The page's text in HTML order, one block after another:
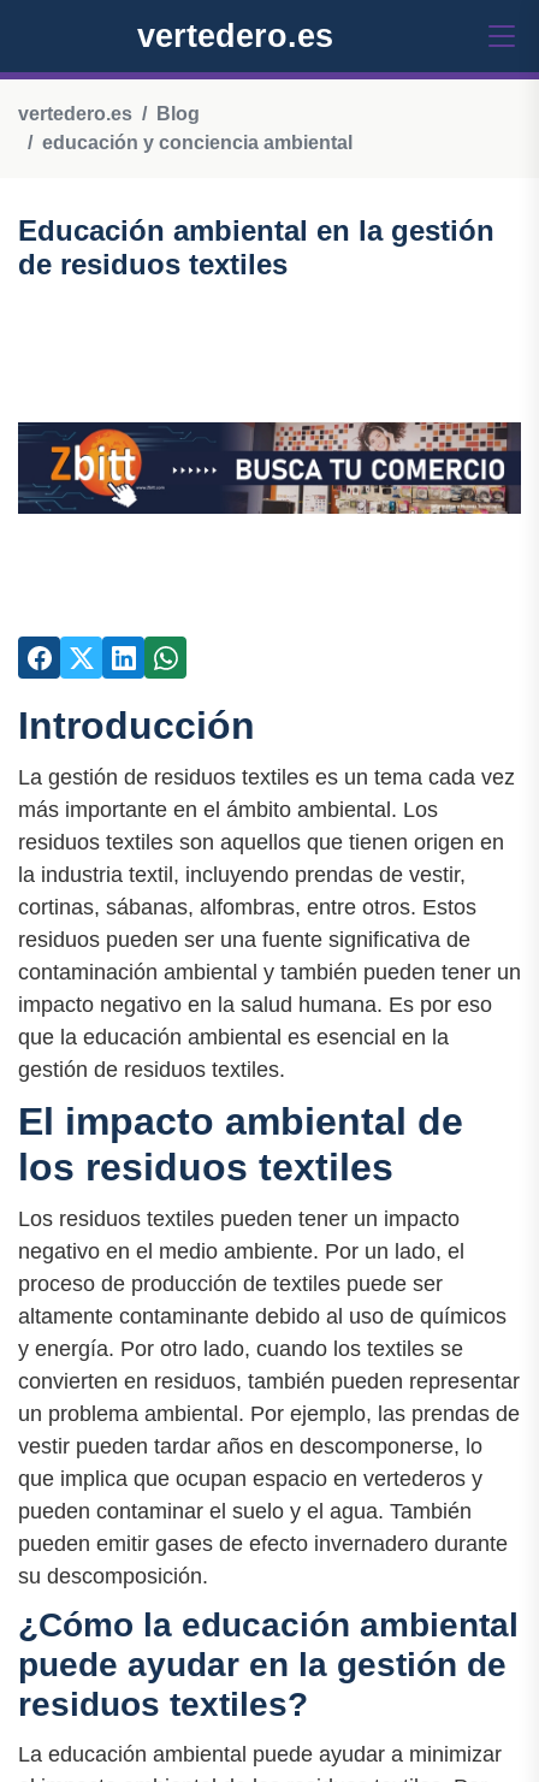
vertedero.es
vertedero.es
Blog
educación y conciencia ambiental
Educación ambiental en la gestión
de residuos textiles
Introducción
La gestión de residuos textiles es un tema cada vez
más importante en el ámbito ambiental. Los
residuos textiles son aquellos que tienen origen en
la industria textil, incluyendo prendas de vestir,
cortinas, sábanas, alfombras, entre otros. Estos
residuos pueden ser una fuente significativa de
contaminación ambiental y también pueden tener un
impacto negativo en la salud humana. Es por eso
que la educación ambiental es esencial en la
gestión de residuos textiles.
El impacto ambiental de
los residuos textiles
Los residuos textiles pueden tener un impacto
negativo en el medio ambiente. Por un lado, el
proceso de producción de textiles puede ser
altamente contaminante debido al uso de químicos
y energía. Por otro lado, cuando los textiles se
convierten en residuos, también pueden representar
un problema ambiental. Por ejemplo, las prendas de
vestir pueden tardar años en descomponerse, lo
que implica que ocupan espacio en vertederos y
pueden contaminar el suelo y el agua. También
pueden emitir gases de efecto invernadero durante
su descomposición.
¿Cómo la educación ambiental
puede ayudar en la gestión de
residuos textiles?
La educación ambiental puede ayudar a minimizar